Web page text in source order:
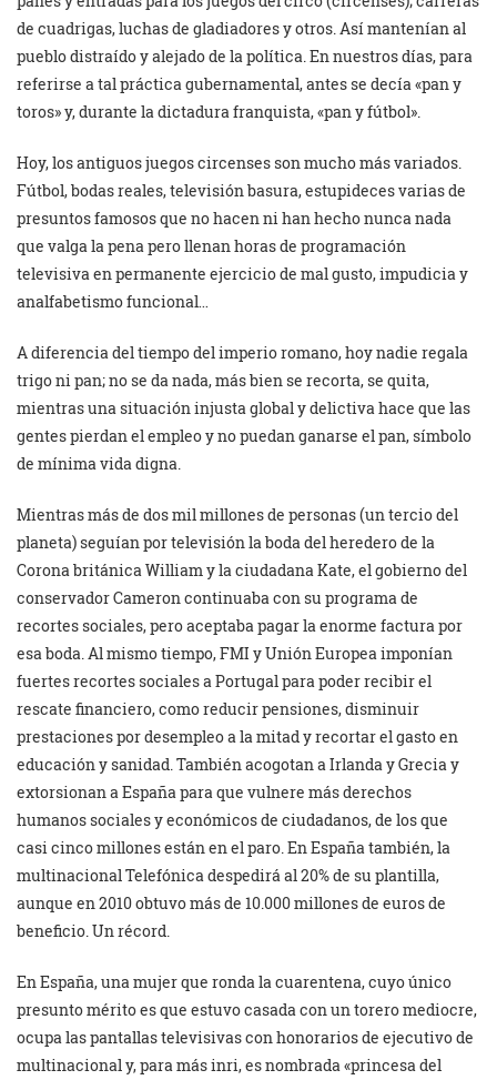
de cuadrigas, luchas de gladiadores y otros. Así mantenían al
pueblo distraído y alejado de la política. En nuestros días, para
referirse a tal práctica gubernamental, antes se decía «pan y
toros» y, durante la dictadura franquista, «pan y fútbol».
Hoy, los antiguos juegos circenses son mucho más variados.
Fútbol, bodas reales, televisión basura, estupideces varias de
presuntos famosos que no hacen ni han hecho nunca nada
que valga la pena pero llenan horas de programación
televisiva en permanente ejercicio de mal gusto, impudicia y
analfabetismo funcional…
A diferencia del tiempo del imperio romano, hoy nadie regala
trigo ni pan; no se da nada, más bien se recorta, se quita,
mientras una situación injusta global y delictiva hace que las
gentes pierdan el empleo y no puedan ganarse el pan, símbolo
de mínima vida digna.
Mientras más de dos mil millones de personas (un tercio del
planeta) seguían por televisión la boda del heredero de la
Corona británica William y la ciudadana Kate, el gobierno del
conservador Cameron continuaba con su programa de
recortes sociales, pero aceptaba pagar la enorme factura por
esa boda. Al mismo tiempo, FMI y Unión Europea imponían
fuertes recortes sociales a Portugal para poder recibir el
rescate financiero, como reducir pensiones, disminuir
prestaciones por desempleo a la mitad y recortar el gasto en
educación y sanidad. También acogotan a Irlanda y Grecia y
extorsionan a España para que vulnere más derechos
humanos sociales y económicos de ciudadanos, de los que
casi cinco millones están en el paro. En España también, la
multinacional Telefónica despedirá al 20% de su plantilla,
aunque en 2010 obtuvo más de 10.000 millones de euros de
beneficio. Un récord.
En España, una mujer que ronda la cuarentena, cuyo único
presunto mérito es que estuvo casada con un torero mediocre,
ocupa las pantallas televisivas con honorarios de ejecutivo de
multinacional y, para más inri, es nombrada «princesa del